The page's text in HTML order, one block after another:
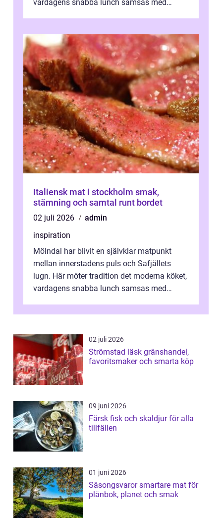
vardagens snabba lunch samsas med
Italiensk mat i stockholm smak,
stämning och samtal runt bordet
02 juli 2026
admin
inspiration
Mölndal har blivit en självklar matpunkt
mellan innerstadens puls och Safjällets
lugn. Här möter tradition det moderna köket,
vardagens snabba lunch samsas med
02 juli 2026
Strömstad läsk gränshandel,
favoritsmaker och smarta köp
09 juni 2026
Färsk fisk och skaldjur för alla
tillfällen
01 juni 2026
Säsongsvaror smartare mat för
plånbok, planet och smak